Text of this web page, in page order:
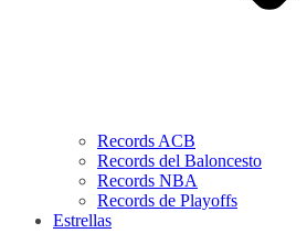
Records ACB
Records del Baloncesto
Records NBA
Records de Playoffs
Estrellas